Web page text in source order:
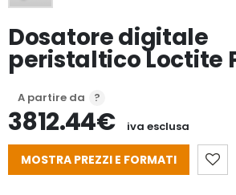
Dosatore digitale
peristaltico Loctite
A partire da
3812.44€ iva esclusa
MOSTRA PREZZI E FORMATI